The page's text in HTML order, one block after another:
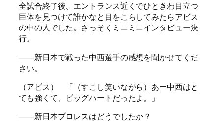
全試合終了後、エントランス近くでひときわ目立つ
巨体を見つけて誰かなと目をこらしてみたらアビス
の中の人でした。さっそくミニミニインタビュー決
行。
――新日本で戦った中西選手の感想を聞かせてくだ
さい。
（アビス） 「（すこし笑いながら）あー中西はと
ても強くて、ビッグハートだったよ。」
――新日本プロレスはどうでしたか？